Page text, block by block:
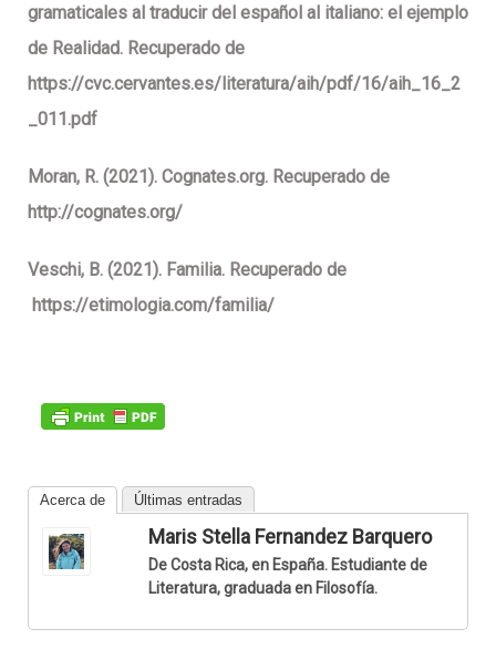
gramaticales al traducir del español al italiano: el ejemplo
de Realidad. Recuperado de
https://cvc.cervantes.es/literatura/aih/pdf/16/aih_16_2
_011.pdf
Moran, R. (2021). Cognates.org. Recuperado de
http://cognates.org/
Veschi, B. (2021). Familia. Recuperado de
https://etimologia.com/familia/
Acerca de Últimas entradas
Maris Stella Fernandez Barquero
De Costa Rica, en España. Estudiante de
Literatura, graduada en Filosofía.